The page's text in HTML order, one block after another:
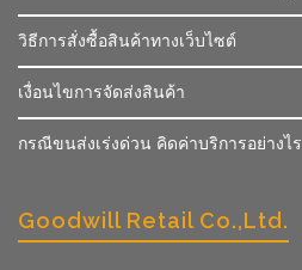
วิธีการสั่งซื้อสินค้าทางเว็บไซต์
เงื่อนไขการจัดส่งสินค้า
กรณีขนส่งเร่งด่วน คิดค่าบริการอย่างไร
Goodwill Retail Co.,Ltd.